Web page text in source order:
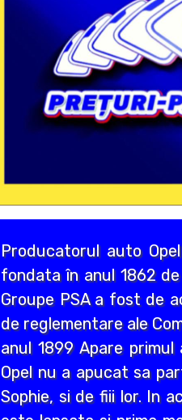
Producatorul auto
fondata în anul 1862
Groupe PSA a fost de
de reglementare ale
anul 1899 Apare
Opel nu a apucat sa
Sophie, si de fiii lor. In